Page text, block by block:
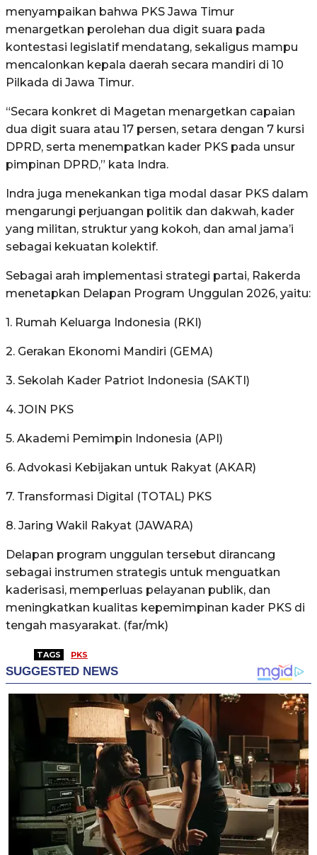
menyampaikan bahwa PKS Jawa Timur
menargetkan perolehan dua digit suara pada
kontestasi legislatif mendatang, sekaligus mampu
mencalonkan kepala daerah secara mandiri di 10
Pilkada di Jawa Timur.
“Secara konkret di Magetan menargetkan capaian
dua digit suara atau 17 persen, setara dengan 7 kursi
DPRD, serta menempatkan kader PKS pada unsur
pimpinan DPRD,” kata Indra.
Indra juga menekankan tiga modal dasar PKS dalam
mengarungi perjuangan politik dan dakwah, kader
yang militan, struktur yang kokoh, dan amal jama’i
sebagai kekuatan kolektif.
Sebagai arah implementasi strategi partai, Rakerda
menetapkan Delapan Program Unggulan 2026, yaitu:
1. Rumah Keluarga Indonesia (RKI)
2. Gerakan Ekonomi Mandiri (GEMA)
3. Sekolah Kader Patriot Indonesia (SAKTI)
4. JOIN PKS
5. Akademi Pemimpin Indonesia (API)
6. Advokasi Kebijakan untuk Rakyat (AKAR)
7. Transformasi Digital (TOTAL) PKS
8. Jaring Wakil Rakyat (JAWARA)
Delapan program unggulan tersebut dirancang
sebagai instrumen strategis untuk menguatkan
kaderisasi, memperluas pelayanan publik, dan
meningkatkan kualitas kepemimpinan kader PKS di
tengah masyarakat. (far/mk)
TAGS PKS